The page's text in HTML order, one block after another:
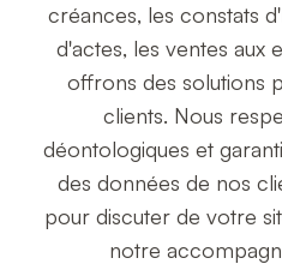
créances, les constats
d'actes, les ventes aux
offrons des solutions
clients. Nous
déontologiques et
des données de nos
pour discuter de votre
notre